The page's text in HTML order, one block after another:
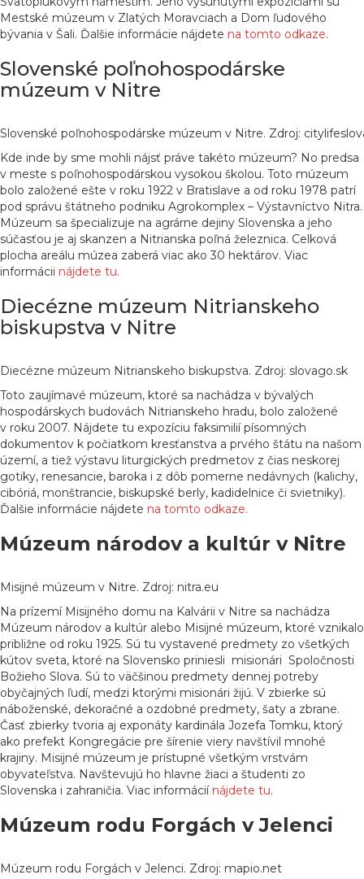
Mestské múzeum v Zlatých Moravciach a Dom ľudového
bývania v Šali. Ďalšie informácie nájdete na tomto odkaze.
Slovenské poľnohospodárske
múzeum v Nitre
Slovenské poľnohospodárske múzeum v Nitre. Zdroj:
Kde inde by sme mohli nájsť práve takéto múzeum? No predsa
v meste s poľnohospodárskou vysokou školou. Toto múzeum
bolo založené ešte v roku 1922 v Bratislave a od roku 1978 patrí
pod správu štátneho podniku Agrokomplex – Výstavníctvo Nitra.
Múzeum sa špecializuje na agrárne dejiny Slovenska a jeho
súčasťou je aj skanzen a Nitrianska poľná železnica. Celková
plocha areálu múzea zaberá viac ako 30 hektárov. Viac
informácii nájdete tu.
Diecézne múzeum Nitrianskeho
biskupstva v Nitre
Diecézne múzeum Nitrianskeho biskupstva. Zdroj: slovago.sk
Toto zaujímavé múzeum, ktoré sa nachádza v bývalých
hospodárskych budovách Nitrianskeho hradu, bolo založené
v roku 2007. Nájdete tu expozíciu faksimilií písomných
dokumentov k počiatkom kresťanstva a prvého štátu na našom
území, a tiež výstavu liturgických predmetov z čias neskorej
gotiky, renesancie, baroka i z dôb pomerne nedávnych (kalichy,
cibóriá, monštrancie, biskupské berly, kadidelnice či svietniky).
Ďalšie informácie nájdete na tomto odkaze.
Múzeum národov a kultúr v Nitre
Misijné múzeum v Nitre. Zdroj: nitra.eu
Na prízemí Misijného domu na Kalvárii v Nitre sa nachádza
Múzeum národov a kultúr alebo Misijné múzeum, ktoré vznikalo
približne od roku 1925. Sú tu vystavené predmety zo všetkých
kútov sveta, ktoré na Slovensko priniesli misionári Spoločnosti
Božieho Slova. Sú to väčšinou predmety dennej potreby
obyčajných ľudí, medzi ktorými misionári žijú. V zbierke sú
náboženské, dekoračné a ozdobné predmety, šaty a zbrane.
Časť zbierky tvoria aj exponáty kardinála Jozefa Tomku, ktorý
ako prefekt Kongregácie pre šírenie viery navštívil mnohé
krajiny. Misijné múzeum je prístupné všetkým vrstvám
obyvateľstva. Navštevujú ho hlavne žiaci a študenti zo
Slovenska i zahraničia. Viac informácií nájdete tu.
Múzeum rodu Forgách v Jelenci
Múzeum rodu Forgách v Jelenci. Zdroj: mapio.net